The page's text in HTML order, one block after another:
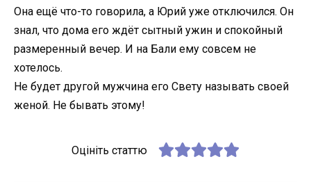
Она ещё что-то говорила, а Юрий уже отключился. Он
знал, что дома его ждёт сытный ужин и спокойный
размеренный вечер. И на Бали ему совсем не
хотелось.
Не будет другой мужчина его Свету называть своей
женой. Не бывать этому!
Оцініть статтю